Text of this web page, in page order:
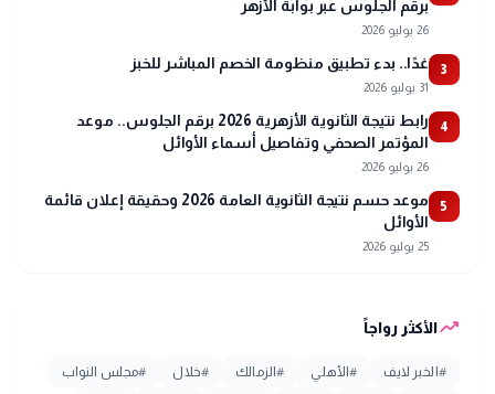
برقم الجلوس عبر بوابة الأزهر
26 يوليو 2026
3 غدًا.. بدء تطبيق منظومة الخصم المباشر للخبز
31 يوليو 2026
4
رابط نتيجة الثانوية الأزهرية 2026 برقم الجلوس.. موعد
المؤتمر الصحفي وتفاصيل أسماء الأوائل
26 يوليو 2026
5
موعد حسم نتيجة الثانوية العامة 2026 وحقيقة إعلان قائمة
الأوائل
25 يوليو 2026
trending_upالأكثر رواجاً
# الخبر لايف #الأهلي #الزمالك #خلال #مجلس النواب